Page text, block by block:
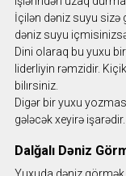
İçilən dəniz suyu sizə
dəniz suyu
Dini olaraq bu yuxu
liderliyin rəmzidir.
bilırsiniz.
Digər bir yuxu
gələcək xeyirə işarədir.
Dalğalı Dəniz